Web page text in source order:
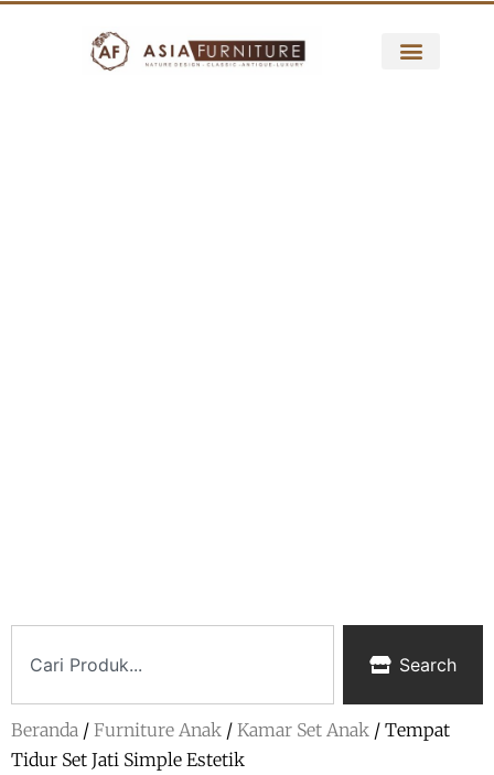
Search
Beranda / Furniture Anak / Kamar Set Anak / Tempat
Tidur Set Jati Simple Estetik